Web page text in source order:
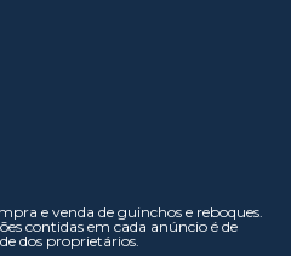
e venda de guinchos e reboques.
contidas em cada anúncio é de
dos proprietários.